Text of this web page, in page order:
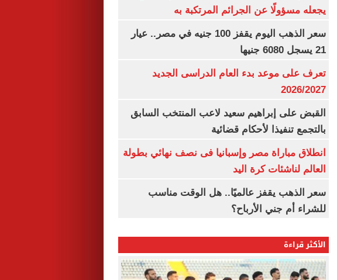
يجعله مسؤولًا عن الجرائم المرتكبة به
سعر الذهب اليوم يقفز 100 جنيه في مصر.. عيار
21 يسجل 6080 جنيها
تعرف على موعد بدء العام الدراسى الجديد
2026/2027
القبض على إبراهيم سعيد لاعب المنتخب السابق
بالتجمع تنفيذا لأحكام قضائية
انطلاق مباراة مصر وإسبانيا فى نصف نهائي بطولة
العالم لناشئات كرة اليد
سعر الذهب يقفز عالميًا.. هل الوقت مناسب
للشراء أم جني الأرباح؟
الأكثر قراءة